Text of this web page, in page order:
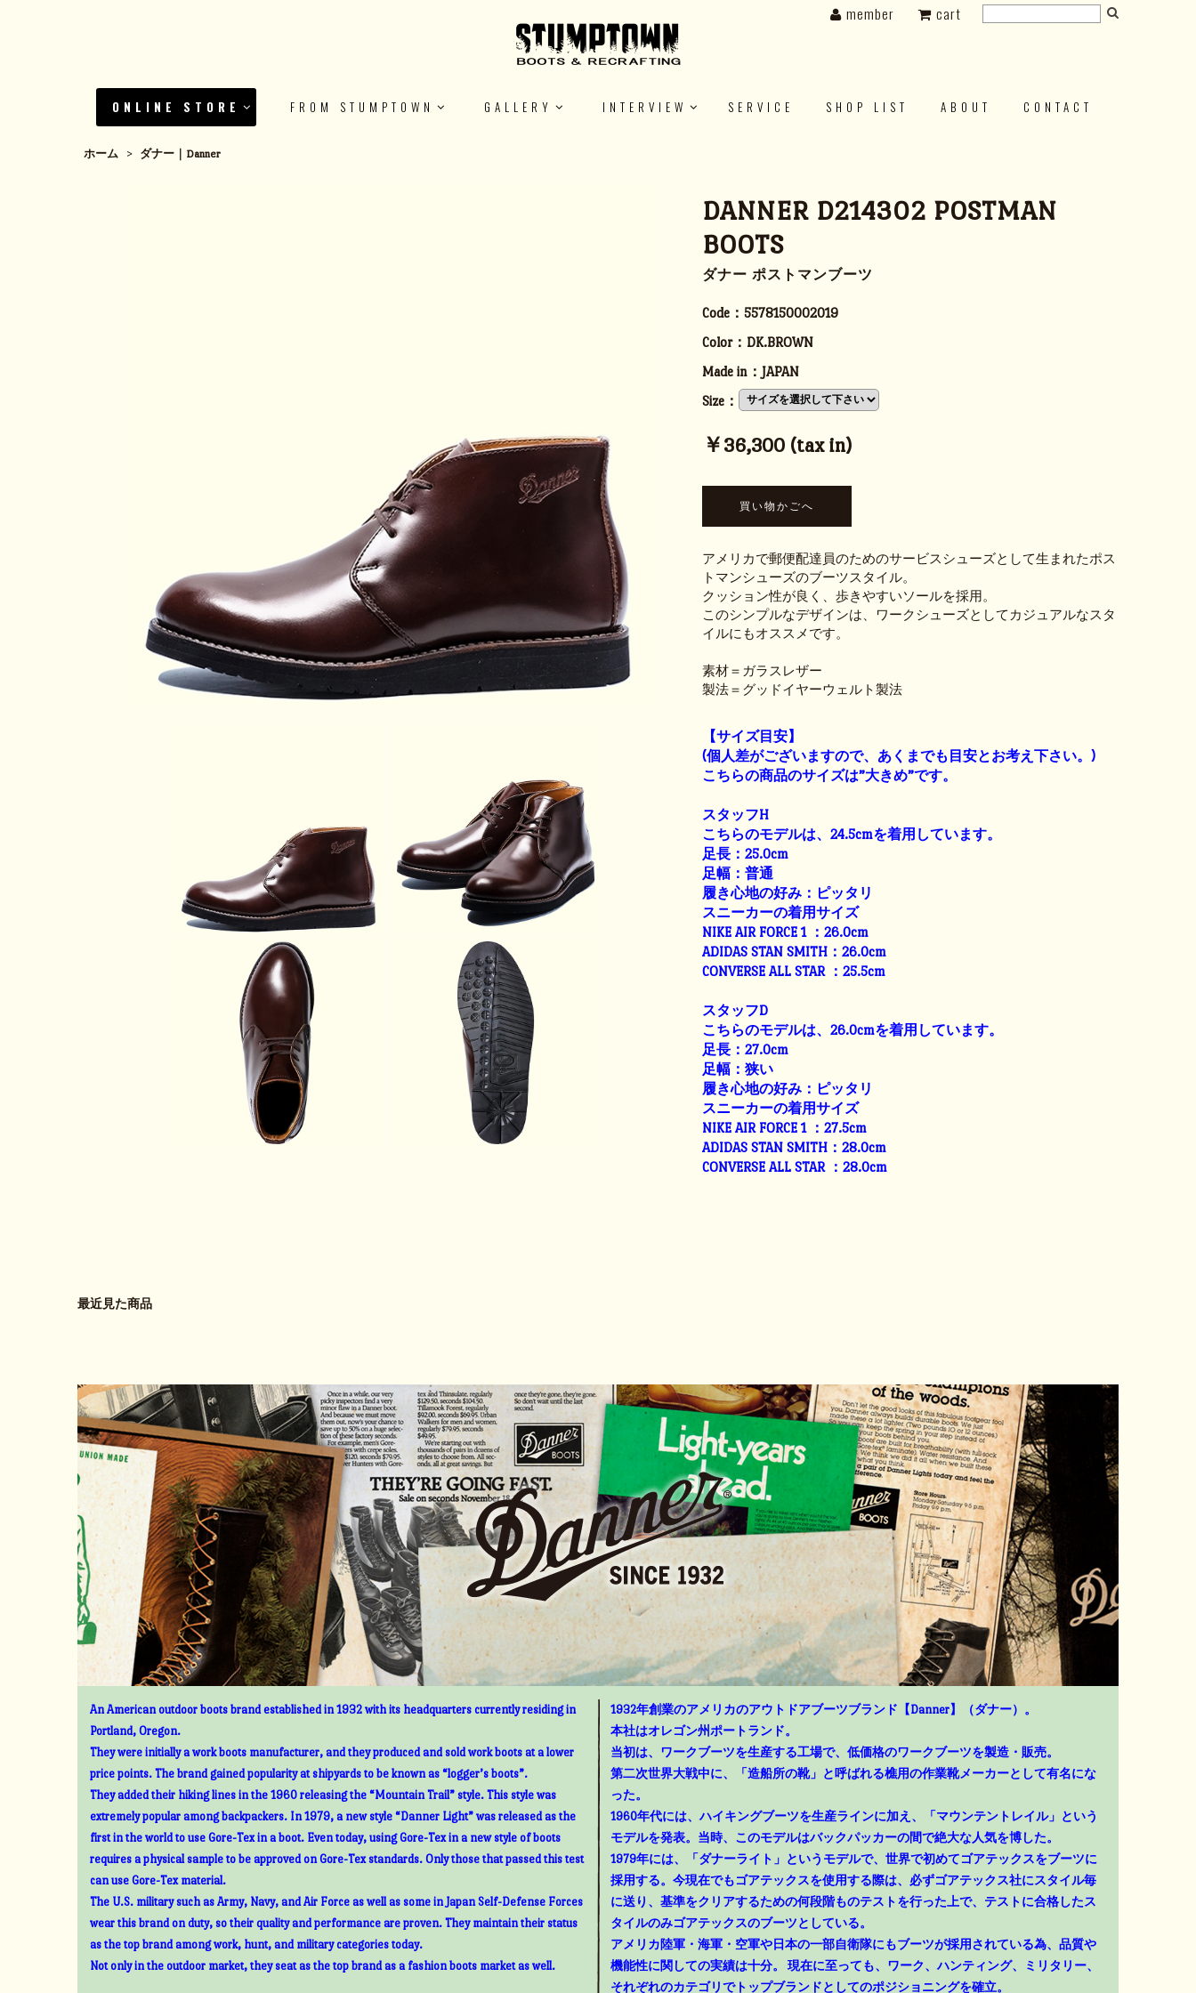
ONLINE STORE FROM STUMPTOWN GALLERY INTERVIEW SERVICE SHOP LIST ABOUT CONTACT
member cart
ホーム > ダナー｜Danner
DANNER D214302 POSTMAN
BOOTS
ダナー ポストマンブーツ
Code： 5578150002019
Color： DK.BROWN
Made in： JAPAN
Size：
￥36,300 (tax in)
アメリカで郵便配達員のためのサービスシューズとして生まれたポス
トマンシューズのブーツスタイル。
クッション性が良く、歩きやすいソールを採用。
このシンプルなデザインは、ワークシューズとしてカジュアルなスタ
イルにもオススメです。
素材＝ガラスレザー
製法＝グッドイヤーウェルト製法
【サイズ目安】
(個人差がございますので、あくまでも目安とお考え下さい。)
こちらの商品のサイズは”大きめ”です。
スタッフH
こちらのモデルは、24.5cmを着用しています。
足長：25.0cm
足幅：普通
履き心地の好み：ピッタリ
スニーカーの着用サイズ
NIKE AIR FORCE 1 ：26.0cm
ADIDAS STAN SMITH：26.0cm
CONVERSE ALL STAR ：25.5cm
スタッフD
こちらのモデルは、26.0cmを着用しています。
足長：27.0cm
足幅：狭い
履き心地の好み：ピッタリ
スニーカーの着用サイズ
NIKE AIR FORCE 1 ：27.5cm
ADIDAS STAN SMITH：28.0cm
CONVERSE ALL STAR ：28.0cm
最近見た商品
An American outdoor boots brand established in 1932 with its headquarters currently residing in
Portland, Oregon.
They were initially a work boots manufacturer, and they produced and sold work boots at a lower
price points. The brand gained popularity at shipyards to be known as “logger’s boots”.
They added their hiking lines in the 1960 releasing the “Mountain Trail” style. This style was
extremely popular among backpackers. In 1979, a new style “Danner Light” was released as the
first in the world to use Gore-Tex in a boot. Even today, using Gore-Tex in a new style of boots
requires a physical sample to be approved on Gore-Tex standards. Only those that passed this test
can use Gore-Tex material.
The U.S. military such as Army, Navy, and Air Force as well as some in Japan Self-Defense Forces
wear this brand on duty, so their quality and performance are proven. They maintain their status
as the top brand among work, hunt, and military categories today.
Not only in the outdoor market, they seat as the top brand as a fashion boots market as well.
1932年創業のアメリカのアウトドアブーツブランド【Danner】（ダナー）。
本社はオレゴン州ポートランド。
当初は、ワークブーツを生産する工場で、低価格のワークブーツを製造・販売。
第二次世界大戦中に、「造船所の靴」と呼ばれる樵用の作業靴メーカーとして有名にな
った。
1960年代には、ハイキングブーツを生産ラインに加え、「マウンテントレイル」という
モデルを発表。当時、このモデルはバックパッカーの間で絶大な人気を博した。
1979年には、「ダナーライト」というモデルで、世界で初めてゴアテックスをブーツに
採用する。今現在でもゴアテックスを使用する際は、必ずゴアテックス社にスタイル毎
に送り、基準をクリアするための何段階ものテストを行った上で、テストに合格したス
タイルのみゴアテックスのブーツとしている。
アメリカ陸軍・海軍・空軍や日本の一部自衛隊にもブーツが採用されている為、品質や
機能性に関しての実績は十分。 現在に至っても、ワーク、ハンティング、ミリタリー、
それぞれのカテゴリでトップブランドとしてのポジショニングを確立。